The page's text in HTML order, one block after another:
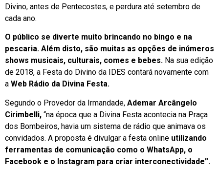
Divino, antes de Pentecostes, e perdura até setembro de
cada ano.
O público se diverte muito brincando no bingo e na
pescaria. Além disto, são muitas as opções de inúmeros
shows musicais, culturais, comes e bebes. Na sua edição
de 2018, a Festa do Divino da IDES contará novamente com
a Web Rádio da Divina Festa.
Segundo o Provedor da Irmandade, Ademar Arcângelo
Cirimbelli, “na época que a Divina Festa acontecia na Praça
dos Bombeiros, havia um sistema de rádio que animava os
convidados. A proposta é divulgar a festa online utilizando
ferramentas de comunicação como o WhatsApp, o
Facebook e o Instagram para criar interconectividade”.